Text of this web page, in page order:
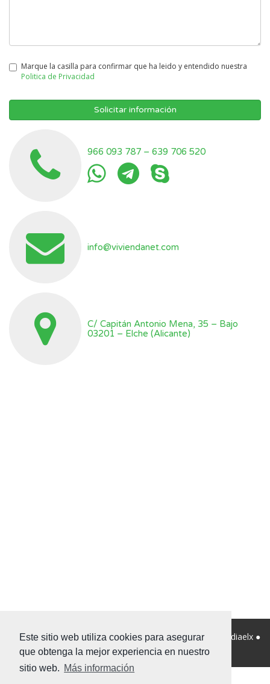
Este sitio web utiliza cookies para asegurar
que obtenga la mejor experiencia en nuestro
sitio web. Más información
Marque la casilla para confirmar que ha leido y entendido nuestra
Politica de Privacidad
Solicitar información
966 093 787 – 639 706 520
info@viviendanet.com
C/ Capitán Antonio Mena, 35 – Bajo
03201 – Elche (Alicante)
© 2026 Viviendanet Asesores Inmobiliarios ● Diseño: Mediaelx ●
Nota legal●Privacidad● Mapa Web